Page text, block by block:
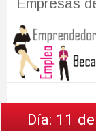
Día: 11